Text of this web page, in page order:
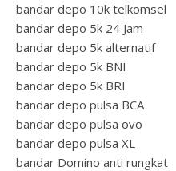
bandar depo 10k telkomsel
bandar depo 5k 24 Jam
bandar depo 5k alternatif
bandar depo 5k BNI
bandar depo 5k BRI
bandar depo pulsa BCA
bandar depo pulsa ovo
bandar depo pulsa XL
bandar Domino anti rungkat